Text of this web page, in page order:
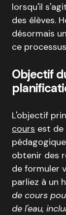
lorsqu'il
des élèves.
désormais
ce
Objectif
L'objectif
cours est
obtenir des
de formuler
parliez à un
de cours
de l'eau,